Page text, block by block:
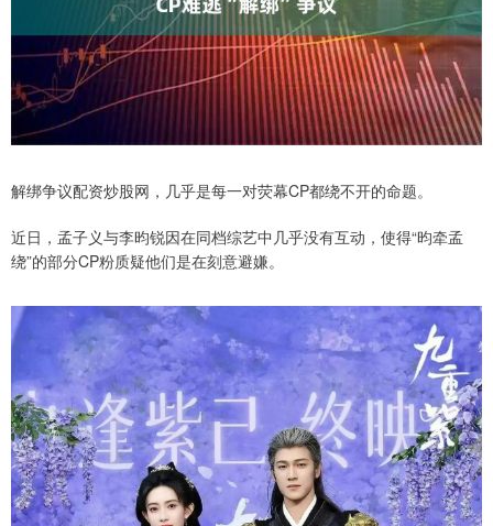
解绑争议配资炒股网，几乎是每一对荧幕CP都绕不开的命题。
近日，孟子义与李昀锐因在同档综艺中几乎没有互动，使得“昀牵孟
绕”的部分CP粉质疑他们是在刻意避嫌。